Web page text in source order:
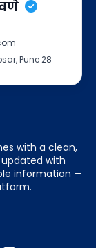
Pune 28
with a clean,
with
information —